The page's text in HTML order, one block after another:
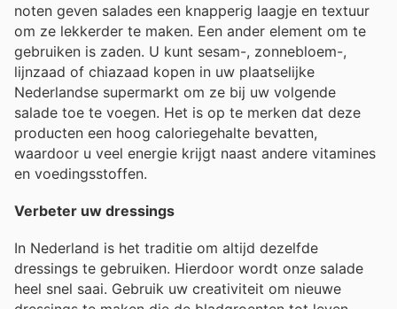
noten geven salades een knapperig laagje en textuur
om ze lekkerder te maken. Een ander element om te
gebruiken is zaden. U kunt sesam-, zonnebloem-,
lijnzaad of chiazaad kopen in uw plaatselijke
Nederlandse supermarkt om ze bij uw volgende
salade toe te voegen. Het is op te merken dat deze
producten een hoog caloriegehalte bevatten,
waardoor u veel energie krijgt naast andere vitamines
en voedingsstoffen.
Verbeter uw dressings
In Nederland is het traditie om altijd dezelfde
dressings te gebruiken. Hierdoor wordt onze salade
heel snel saai. Gebruik uw creativiteit om nieuwe